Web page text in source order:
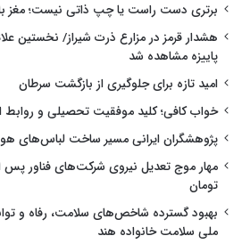
برتری دست راست یا چپ ذاتی نیست؛ مغز با
هشدار قرمز در مزارع ذرت شیراز/ نخستین
پاییزه مشاهده شد
امید تازه برای جلوگیری از بازگشت سرطان
خواب کافی؛ کلید موفقیت تحصیلی و روابط
پژوهشگران ایرانی مسیر ساخت لباس‌های
تومان
بهبود گسترده شاخص‌های سلامت، رفاه و
ملی سلامت خانواده هند